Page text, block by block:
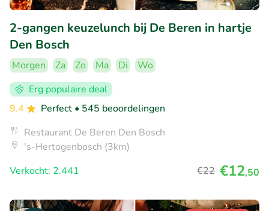
2-gangen keuzelunch bij De Beren in hartje
Den Bosch
Morgen Za Zo Ma Di
Wo
Erg populaire deal
9.4
Perfect • 545 beoordelingen
Restaurant De Beren Den Bosch
's-Hertogenbosch (3km)
Verkocht: 2.441
€22 €12,50